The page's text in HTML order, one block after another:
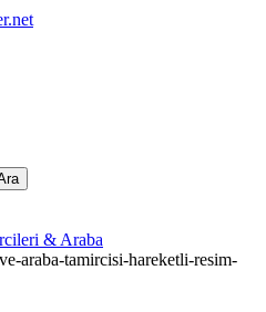
& Araba
araba-tamircisi-hareketli-resim-